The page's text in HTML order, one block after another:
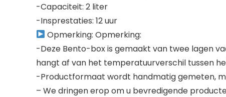
-Capaciteit: 2 liter
-Insprestaties: 12 uur
Opmerking: Opmerking:
-Deze Bento-box is gemaakt van twee lagen
hangt af van het temperatuurverschil tussen
-Productformaat wordt handmatig gemeten,
– We dringen erop om u bevredigende